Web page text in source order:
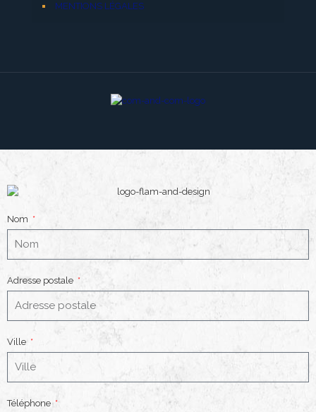
MENTIONS LÉGALES
Nom
Adresse postale
Ville
Téléphone